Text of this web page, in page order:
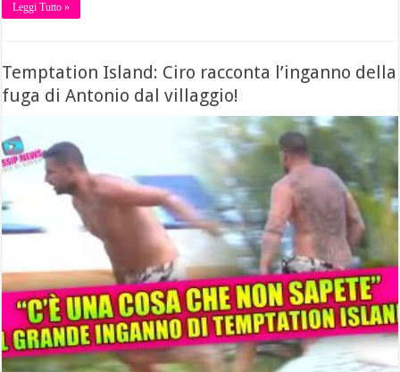
Leggi Tutto »
Temptation Island: Ciro racconta l’inganno della
fuga di Antonio dal villaggio!